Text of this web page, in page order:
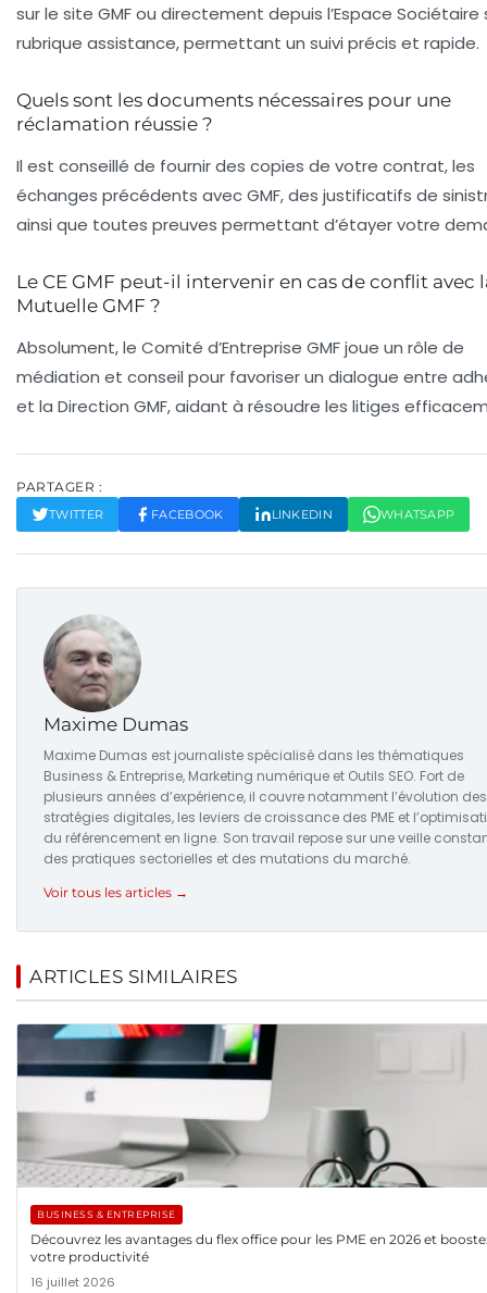
sur le site GMF ou directement depuis l’Espace Sociétaire
rubrique assistance, permettant un suivi précis et rapide.
Quels sont les documents nécessaires pour une
réclamation réussie ?
Il est conseillé de fournir des copies de votre contrat, les
échanges précédents avec GMF, des justificatifs de
ainsi que toutes preuves permettant d’étayer votre
Le CE GMF peut-il intervenir en cas de conflit avec
Mutuelle GMF ?
Absolument, le Comité d’Entreprise GMF joue un rôle de
médiation et conseil pour favoriser un dialogue entre
et la Direction GMF, aidant à résoudre les litiges
PARTAGER :
TWITTER FACEBOOK LINKEDIN WHATSAPP
Maxime Dumas
Maxime Dumas est journaliste spécialisé dans les thématiques
Business & Entreprise, Marketing numérique et Outils SEO. Fort de
plusieurs années d’expérience, il couvre notamment l’évolution des
stratégies digitales, les leviers de croissance des PME et
du référencement en ligne. Son travail repose sur une veille
des pratiques sectorielles et des mutations du marché.
Voir tous les articles →
ARTICLES SIMILAIRES
BUSINESS & ENTREPRISE
Découvrez les avantages du flex office pour les PME en 2026 et
votre productivité
16 juillet 2026